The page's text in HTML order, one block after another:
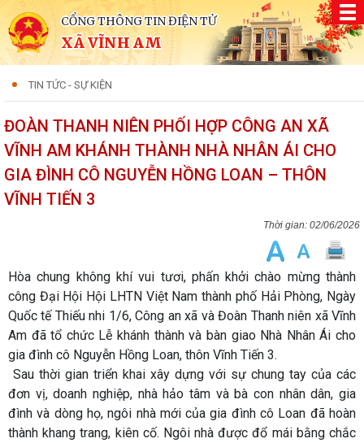
CỔNG THÔNG TIN ĐIỆN TỬ
XÃ VĨNH AM
TIN TỨC - SỰ KIỆN
ĐOÀN THANH NIÊN PHỐI HỢP CÔNG AN XÃ
VĨNH AM KHÁNH THÀNH NHÀ NHÂN ÁI CHO
GIA ĐÌNH CÔ NGUYỄN HỒNG LOAN – THÔN
VĨNH TIẾN 3
02/06/2026
Hòa chung không khí vui tươi, phấn khởi chào mừng thành
công Đại Hội Hội LHTN Việt Nam thành phố Hải Phòng, Ngày
Quốc tế Thiếu nhi 1/6, Công an xã và Đoàn Thanh niên xã Vĩnh
Am đã tổ chức Lễ khánh thành và bàn giao Nhà Nhân Ái cho
gia đình cô Nguyễn Hồng Loan, thôn Vĩnh Tiến 3.
Sau thời gian triển khai xây dựng với sự chung tay của các
đơn vị, doanh nghiệp, nhà hảo tâm và bà con nhân dân, gia
đình và dòng họ, ngôi nhà mới của gia đình cô Loan đã hoàn
thành khang trang, kiên cố. Ngôi nhà được đổ mái bằng chắc